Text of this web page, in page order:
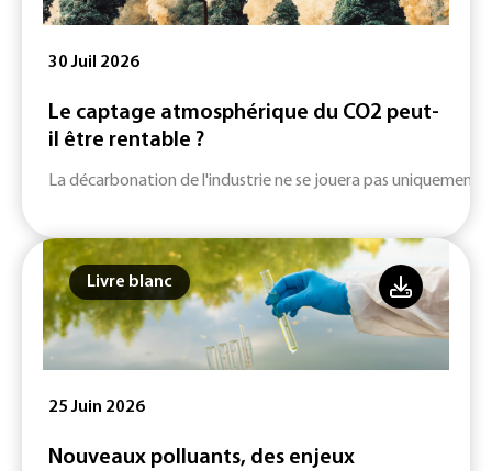
30 Juil 2026
Le captage atmosphérique du CO2 peut-
il être rentable ?
La décarbonation de l'industrie ne se jouera pas uniquement
Livre blanc
25 Juin 2026
Nouveaux polluants, des enjeux